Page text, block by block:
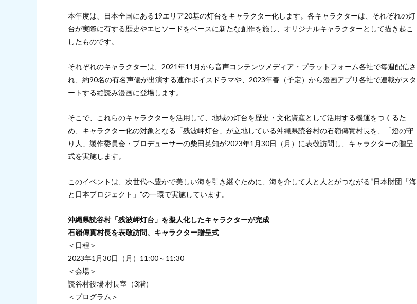
本年度は、日本全国にある19エリア20基の灯台をキャラクター化します。各キャラクターは、それぞれの灯
台が実際に有する歴史やエピソードをベースに新たな創作を施し、オリジナルキャラクターとして描き起こ
したものです。
それぞれのキャラクターは、2021年11月から音声コンテンツメディア・プラットフォーム各社で毎週配信さ
れ、約90名の有名声優が出演する連作ボイスドラマや、2023年春（予定）から漫画アプリ各社で連載がスタ
ートする縦読み漫画に登場します。
そこで、これらのキャラクターを活用して、地域の灯台を歴史・文化資産として活用する機運をつくるた
め、キャラクター化の対象となる「残波岬灯台」が立地している沖縄県読谷村の石嶺傳實村長を、「燈の守
り人」製作委員会・プロデューサーの柴田英知が2023年1月30日（月）に表敬訪問し、キャラクターの贈呈
式を実施します。
このイベントは、次世代へ豊かで美しい海を引き継ぐために、海を介して人と人とがつながる“日本財団「海
と日本プロジェクト」”の一環で実施しています。
沖縄県読谷村「残波岬灯台」を擬人化したキャラクターが完成
石嶺傳實村長を表敬訪問、キャラクター贈呈式
＜日程＞
2023年1月30日（月）11:00～11:30
＜会場＞
読谷村役場 村長室（3階）
＜プログラム＞